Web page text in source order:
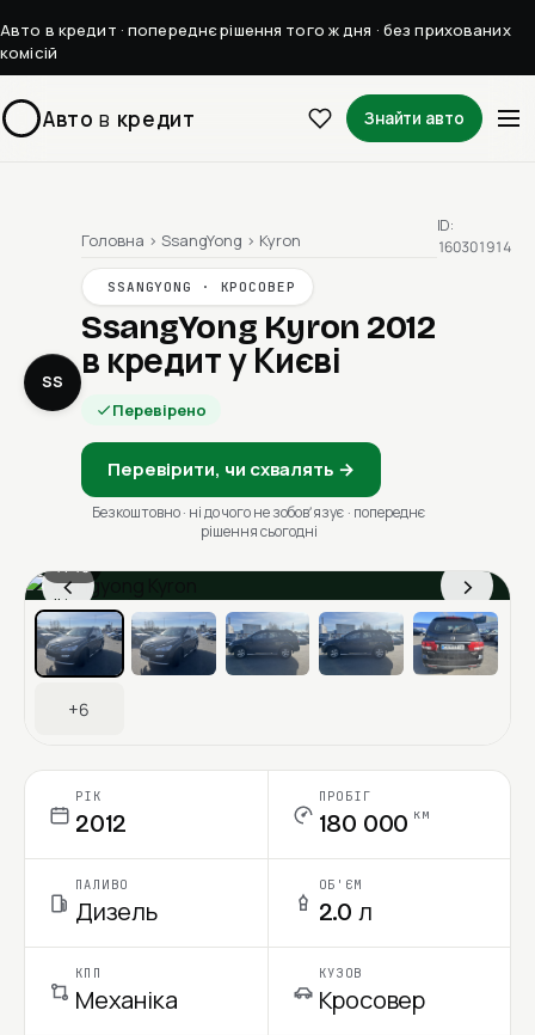
Авто в кредит · попереднє рішення того ж дня · без прихованих
комісій
Авто в кредит Знайти авто
SS
Головна › SsangYong › Kyron
SSANGYONG · КРОСОВЕР
SsangYong Kyron 2012
в кредит у Києві
Перевірено
Перевірити, чи схвалять →
Безкоштовно · ні до чого не зобовʼязує · попереднє
рішення сьогодні
ID:
160301914
‹ ›
1 / 13
Ціна в місяць
+6
РІК
2012
ПРОБІГ
180 000 км
ПАЛИВО
Дизель
ОБ'ЄМ
2.0 л
КПП
Механіка
КУЗОВ
Кросовер